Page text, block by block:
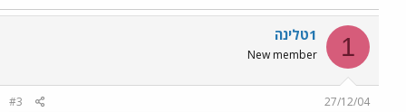
1 1טלינה
New member
27/12/04
#3